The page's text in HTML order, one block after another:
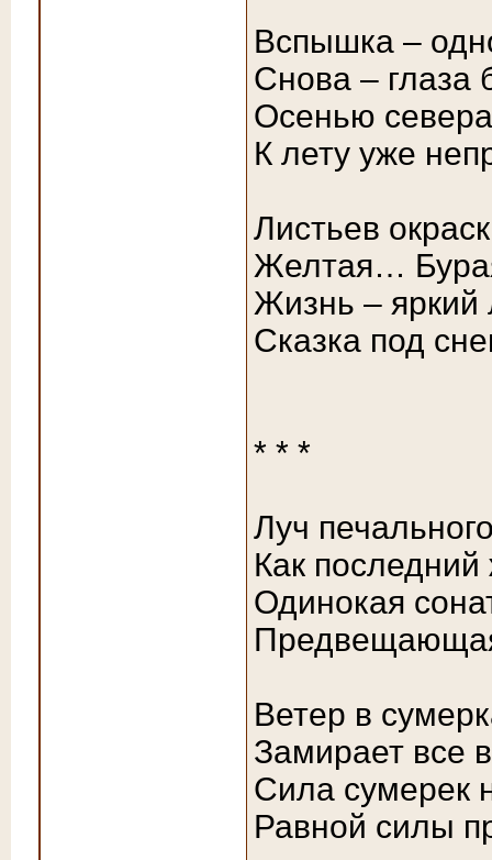
Вспышка –
Снова – глаза
Осенью
К лету уже
Листьев
Желтая…
Жизнь – яркий
Сказка под
* * *
Луч
Как
Одинокая
Ветер в
Замирает все
Сила сумерек
Равной силы